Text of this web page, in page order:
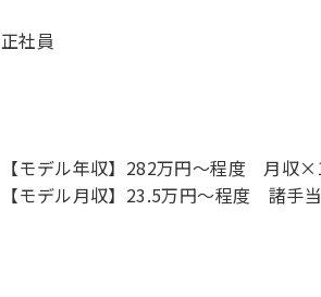
正社員
【モデル年収】282万円〜程度 月収
【モデル月収】23.5万円〜程度 諸手